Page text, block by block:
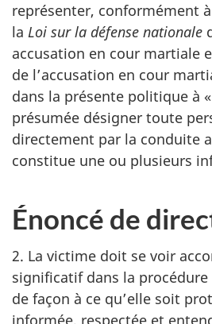
représenter, conformément
la Loi sur la défense nationale
accusation en cour martiale
de l’accusation en cour
dans la présente politique à
présumée désigner toute
directement par la conduite
constitue une ou plusieurs
Énoncé de
2. La victime doit se voir
significatif dans la
de façon à ce qu’elle soit
informée, respectée et